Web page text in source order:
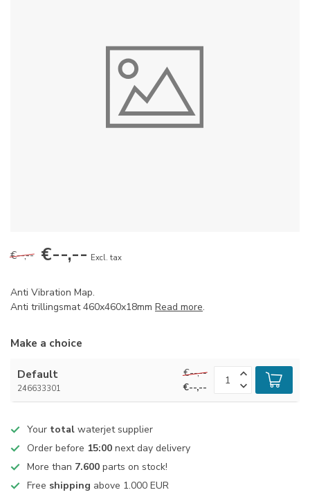
€--,-- €--,-- Excl. tax
Anti Vibration Map.
Anti trillingsmat 460x460x18mm Read more.
Make a choice
Default
246633301
€--,--
€--,--
Your total waterjet supplier
Order before 15:00 next day delivery
More than 7.600 parts on stock!
Free shipping above 1.000 EUR